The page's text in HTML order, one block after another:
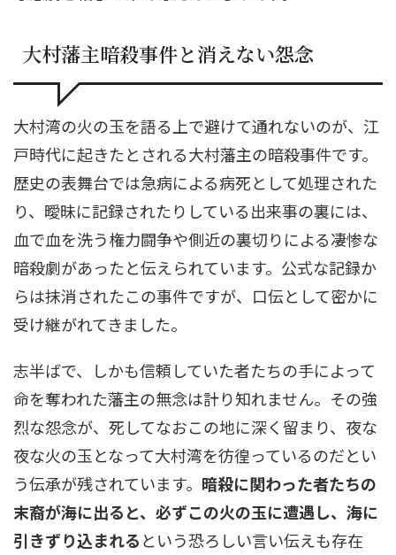
大村藩主暗殺事件と消えない怨念
大村湾の火の玉を語る上で避けて通れないのが、江
戸時代に起きたとされる大村藩主の暗殺事件です。
歴史の表舞台では急病による病死として処理された
り、曖昧に記録されたりしている出来事の裏には、
血で血を洗う権力闘争や側近の裏切りによる凄惨な
暗殺劇があったと伝えられています。公式な記録か
らは抹消されたこの事件ですが、口伝として密かに
受け継がれてきました。
志半ばで、しかも信頼していた者たちの手によって
命を奪われた藩主の無念は計り知れません。その強
烈な怨念が、死してなおこの地に深く留まり、夜な
夜な火の玉となって大村湾を彷徨っているのだとい
う伝承が残されています。 暗殺に関わった者たちの
末裔が海に出ると、必ずこの火の玉に遭遇し、海に
引きずり込まれるという恐ろしい言い伝えも存在